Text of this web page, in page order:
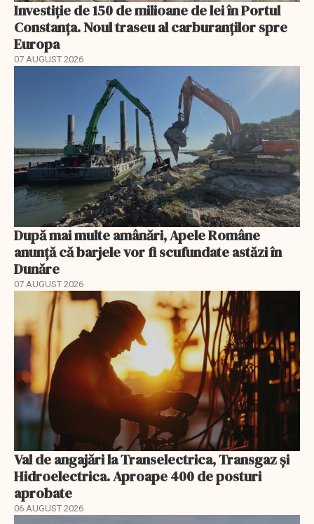
Investiție de 150 de milioane de lei în Portul
Constanța. Noul traseu al carburanților spre
Europa
07 AUGUST 2026
După mai multe amânări, Apele Române
anunță că barjele vor fi scufundate astăzi în
Dunăre
07 AUGUST 2026
Val de angajări la Transelectrica, Transgaz și
Hidroelectrica. Aproape 400 de posturi
aprobate
06 AUGUST 2026